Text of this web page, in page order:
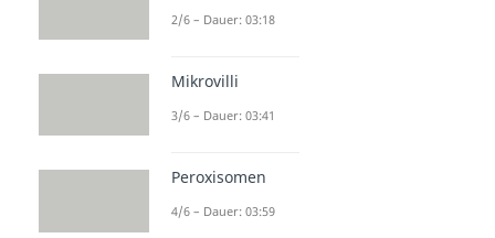
2/6 – Dauer: 03:18
Mikrovilli
3/6 – Dauer: 03:41
Peroxisomen
4/6 – Dauer: 03:59